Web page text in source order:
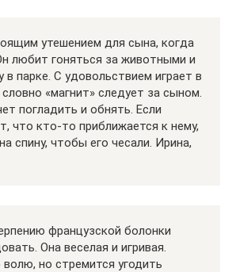
утешением для сына, когда
любит гоняться за животными и
в парке. С удовольствием играет в
«магнит» следует за сыном.
погладить и обнять. Если
что кто-то приближается к нему,
спину, чтобы его чесали. Ирина,
французской болонки
Она веселая и игривая.
но стремится угодить